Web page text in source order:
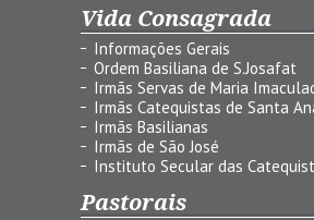
Vida Consagrada
Informações Gerais
Ordem Basiliana de S.Josafat
Irmãs Servas de Maria
Irmãs Catequistas de Santa
Irmãs Basilianas
Irmãs de São José
Instituto Secular das
Pastorais